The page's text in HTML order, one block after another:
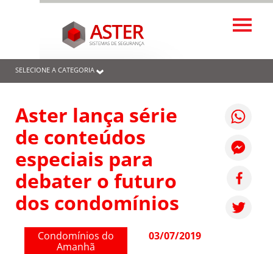
SELECIONE A CATEGORIA
Aster lança série
de conteúdos
especiais para
debater o futuro
dos condomínios
Condomínios do
Amanhã
03/07/2019